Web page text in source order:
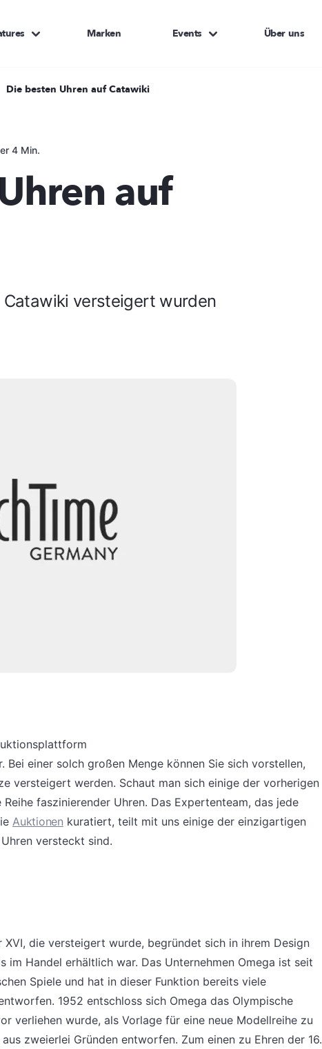
Marken Events Über uns
Die besten Uhren auf Catawiki
4 Min.
auf
versteigert wurden
Bei einer solch großen Menge können Sie sich vorstellen,
versteigert werden. Schaut man sich einige der vorherigen
faszinierender Uhren. Das Expertenteam, das jede
Auktionen kuratiert, teilt mit uns einige der einzigartigen
versteckt sind.
XVI, die versteigert wurde, begründet sich in ihrem Design
im Handel erhältlich war. Das Unternehmen Omega ist seit
Spiele und hat in dieser Funktion bereits viele
1952 entschloss sich Omega das Olympische
verliehen wurde, als Vorlage für eine neue Modellreihe zu
zweierlei Gründen entworfen. Zum einen zu Ehren der 16.